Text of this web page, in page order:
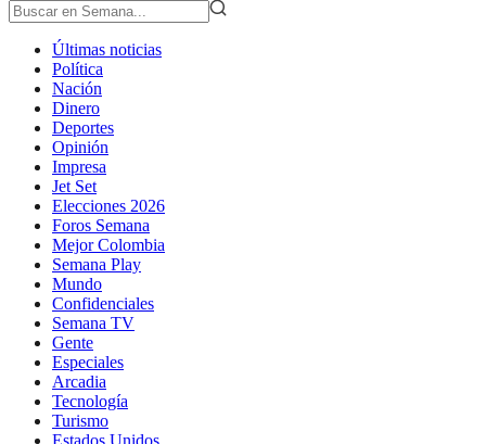
Últimas noticias
Política
Nación
Dinero
Deportes
Opinión
Impresa
Jet Set
Elecciones 2026
Foros Semana
Mejor Colombia
Semana Play
Mundo
Confidenciales
Semana TV
Gente
Especiales
Arcadia
Tecnología
Turismo
Estados Unidos